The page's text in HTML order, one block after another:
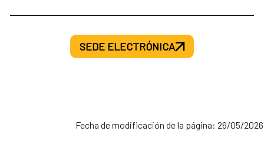
SEDE ELECTRÓNICA
Fecha de modificación de la página: 26/05/2026